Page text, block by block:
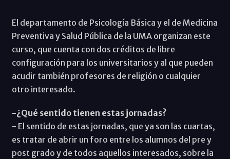
El departamento de Psicología Básica y el de Medicina
Preventiva y Salud Pública de la UMA organizan este
curso, que cuenta con dos créditos de libre
configuración para los universitarios y al que pueden
acudir también profesores de religión o cualquier
otro interesado.
-¿Qué sentido tienen estas jornadas?
- El sentido de estas jornadas, que ya son las cuartas,
es tratar de abrir un foro entre los alumnos del pre y
post grado y de todos aquellos interesados, sobre la